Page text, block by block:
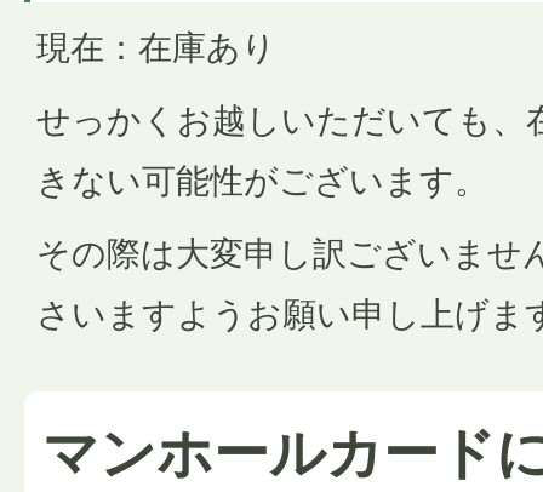
現在：在庫あり
せっかくお越しいただいても、
きない可能性がございます。
その際は大変申し訳ございませ
さいますようお願い申し上げま
マンホールカード